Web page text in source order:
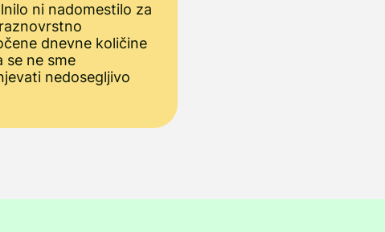
ni nadomestilo za
dnevne količine
se ne sme
nedosegljivo